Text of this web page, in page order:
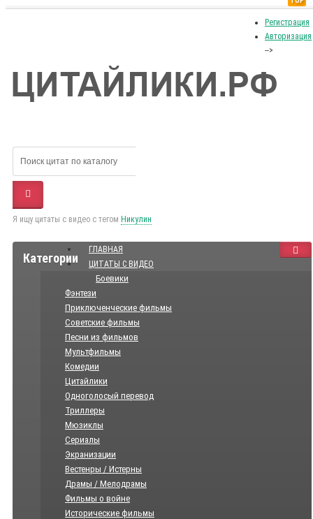
Регистрация
Авторизация
-->
Я ищу цитаты с видео с тегом Никулин
Категории
ГЛАВНАЯ
ЦИТАТЫ С ВИДЕО
Боевики
Фэнтези
Приключенческие фильмы
Советские фильмы
Песни из фильмов
Мультфильмы
Комедии
Цитайлики
Одноголосый перевод
Триллеры
Мюзиклы
Сериалы
Экранизации
Вестенры / Истерны
Драмы / Мелодрамы
Фильмы о войне
Исторические фильмы